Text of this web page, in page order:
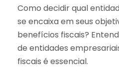
Como decidir qual
se encaixa em seus
benefícios fiscais?
de entidades
fiscais é essencial.